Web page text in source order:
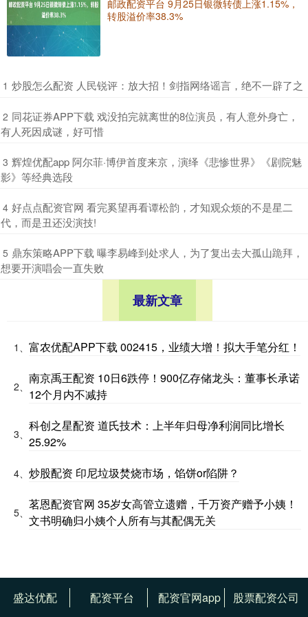
邮政配资平台 9月25日银微转债上涨1.15%，
转股溢价率38.3%
1 ​炒股怎么配资 人民锐评：放大招！剑指网络谣言，绝不一辟了之
2 ​同花证券APP下载 戏没拍完就离世的8位演员，有人意外身亡，
有人死因成谜，好可惜
3 ​辉煌优配app 阿尔菲·博伊首度来京，演绎《悲惨世界》《剧院魅
影》等经典选段
4 ​好点点配资官网 看完奚望再看谭松韵，才知观众烦的不是星二
代，而是丑还没演技!
5 ​鼎东策略APP下载 曝李易峰到处求人，为了复出去大孤山跪拜，
想要开演唱会一直失败
最新文章
1、 富农优配APP下载 002415，业绩大增！拟大手笔分红！
2、
南京禹王配资 10日6跌停！900亿存储龙头：董事长承诺
12个月内不减持
3、
科创之星配资 道氏技术：上半年归母净利润同比增长
25.92%
4、 炒股配资 印尼垃圾焚烧市场，馅饼or陷阱？
5、
茗恩配资官网 35岁女高管立遗赠，千万资产赠予小姨！
文书明确归小姨个人所有与其配偶无关
盛达优配 配资平台 配资官网app 股票配资公司